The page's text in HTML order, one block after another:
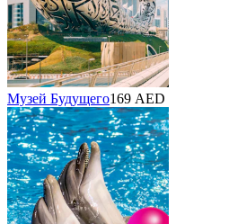
Музей Будущего169 AED